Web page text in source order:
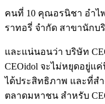
คนที่ 10 คุณอรนิชา อำไ
ราทอรี่ จำกัด สาขานักบ
และแน่นอนว่า บริษัท
CEOidol จะไม่หยุดอยู่แ
ได้ประสิทธิภาพ และที่ส
ตลาดมหาชน สำหรับ